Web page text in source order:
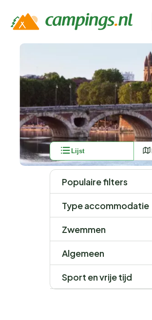
Lijst
Populaire filters
Type accommodatie
Zwemmen
Algemeen
Sport en vrije tijd